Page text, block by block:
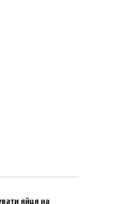
яйця на